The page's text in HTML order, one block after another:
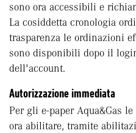
sono ora accessibili e
La cosiddetta cronologia
trasparenza le ordinazioni
sono disponibili dopo il
dell'account.
Autorizzazione immediata
Per gli e-paper Aqua&Gas
ora abilitare, tramite